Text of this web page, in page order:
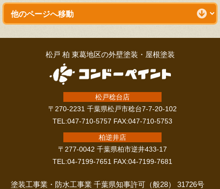
松戸 柏 東葛地区の外壁塗装・屋根塗装
松戸稔台店
〒270-2231 千葉県松戸市稔台7-7-20-102
TEL:047-710-5757 FAX:047-710-5753
柏逆井店
〒277-0042 千葉県柏市逆井433-17
TEL:04-7199-7651 FAX:04-7199-7681
塗装工事業・防水工事業 千葉県知事許可（般28） 31726号